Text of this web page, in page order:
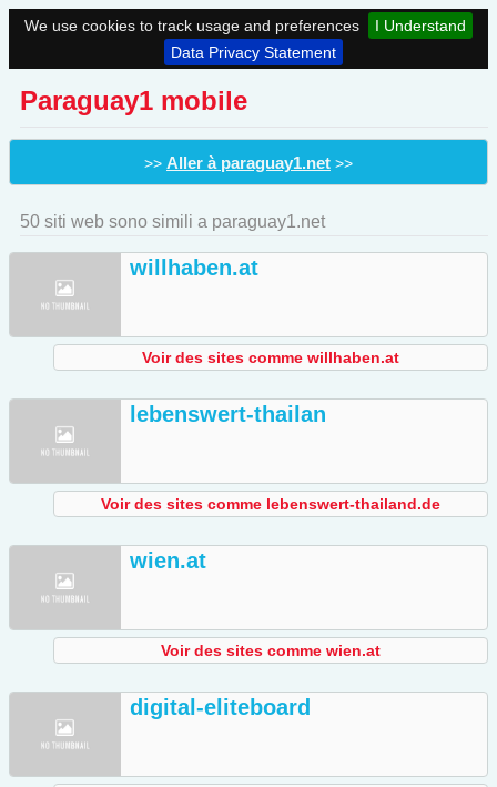
We use cookies to track usage and preferences
I Understand
Data Privacy Statement
Paraguay1 mobile
>> Aller à paraguay1.net >>
50 siti web sono simili a paraguay1.net
willhaben.at
Voir des sites comme willhaben.at
lebenswert-thailan
Voir des sites comme lebenswert-thailand.de
wien.at
Voir des sites comme wien.at
digital-eliteboard